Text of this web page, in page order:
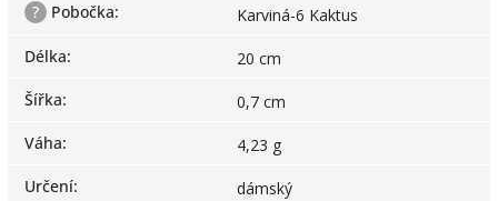
?
Pobočka:
Karviná-6 Kaktus
Délka:
20 cm
Šířka:
0,7 cm
Váha:
4,23 g
Určení:
dámský